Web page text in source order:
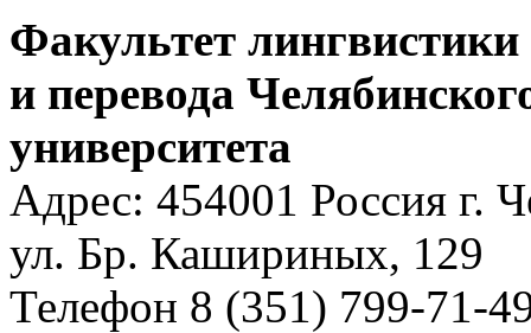
Факультет лингвистики
и перевода
университета
Адрес: 454001 Россия г.
ул. Бр. Кашириных, 129
Телефон 8 (351) 799-71-